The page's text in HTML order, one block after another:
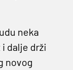
neka
dalje drži
novog